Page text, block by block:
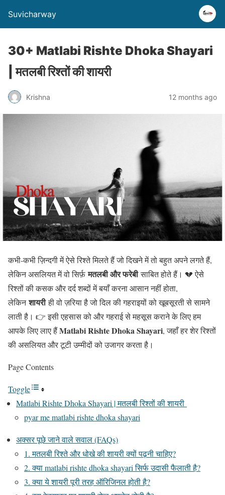
Suvicharway
30+ Matlabi Rishte Dhoka Shayari
| मतलबी रिश्तों की शायरी
Krishna 12 months ago
कभी‑कभी ज़िन्दगी में ऐसे रिश्ते मिलते हैं जो दिखने में तो बहुत अपने लगते हैं,
लेकिन असलियत में वो सिर्फ़मतलबी और फरेबीसाबित होते हैं। 💔 ऐसे
रिश्तों की कसक और दर्द शब्दों में बयाँ करना आसान नहीं होता,
लेकिनशायरीही वो ज़रिया है जो दिल की गहराइयों को खूबसूरती से सामने
लाती है। 👉 इसी एहसास को और गहराई से महसूस कराने के लिए हम
आपके लिए लाए हैंMatlabi Rishte Dhoka Shayari, जहाँ हर शेर रिश्तों
की असलियत और टूटी उम्मीदों को उजागर करता है।
Page Contents
Toggle
Matlabi Rishte Dhoka Shayari | मतलबी रिश्तों की शायरी
pyar me matlabi rishte dhoka shayari
अक्सर पूछे जाने वाले सवाल (FAQs)
1. मतलबी रिश्ते और धोखे की शायरी क्यों पढ़नी चाहिए?
2. क्या matlabi rishte dhoka shayari सिर्फ उदासी फैलाती है?
3. क्या ये शायरी पूरी तरह ऑरिजिनल होती है?